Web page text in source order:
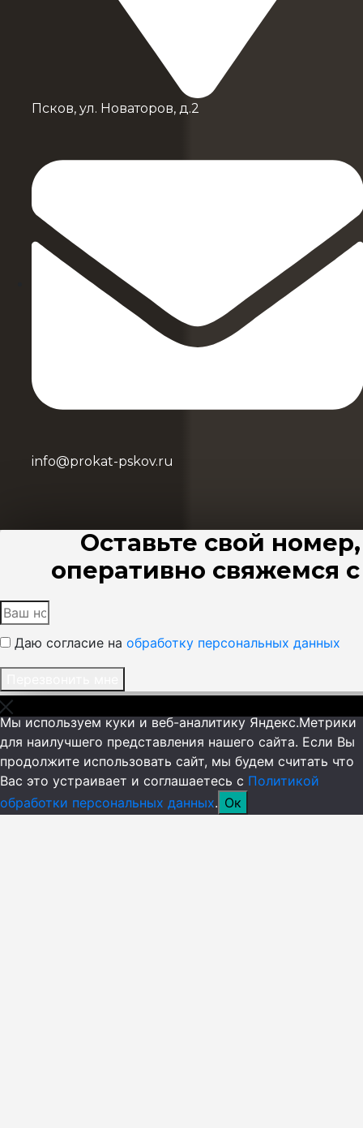
Псков, ул. Новаторов, д.2
info@prokat-pskov.ru
Оставьте свой
оперативно свяжемся
Даю согласие на обработку персональных данных
Мы используем куки и веб-аналитику Яндекс.Метрики
для наилучшего представления нашего сайта. Если Вы
продолжите использовать сайт, мы будем считать что
Вас это устраивает и соглашаетесь с Политикой
обработки персональных данных. Ок